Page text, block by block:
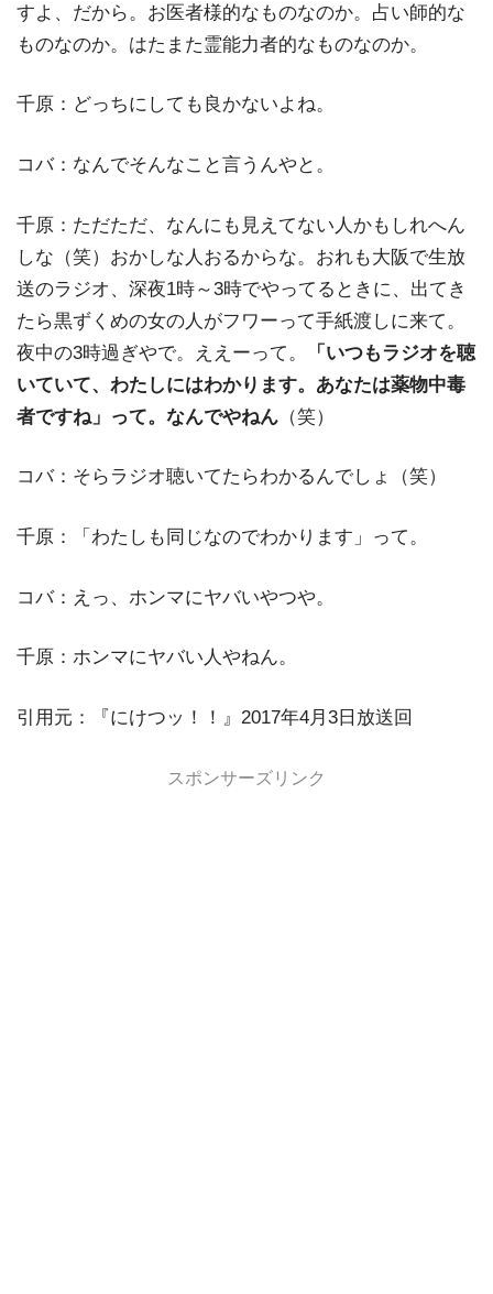
すよ、だから。お医者様的なものなのか。占い師的な
ものなのか。はたまた霊能力者的なものなのか。
千原：どっちにしても良かないよね。
コバ：なんでそんなこと言うんやと。
千原：ただただ、なんにも見えてない人かもしれへん
しな（笑）おかしな人おるからな。おれも大阪で生放
送のラジオ、深夜1時～3時でやってるときに、出てき
たら黒ずくめの女の人がフワーって手紙渡しに来て。
夜中の3時過ぎやで。ええーって。
「いつもラジオを聴
いていて、わたしにはわかります。あなたは薬物中毒
者ですね」って。なんでやねん （笑）
コバ：そらラジオ聴いてたらわかるんでしょ（笑）
千原：「わたしも同じなのでわかります」って。
コバ：えっ、ホンマにヤバいやつや。
千原：ホンマにヤバい人やねん。
引用元：『にけつッ！！』2017年4月3日放送回
スポンサーズリンク